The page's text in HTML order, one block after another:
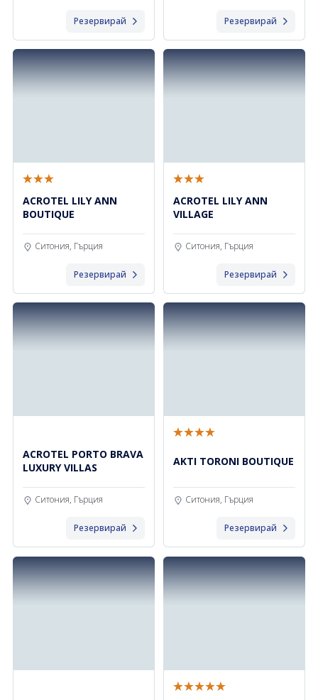
Резервирай Резервирай
ACROTEL LILY ANN
BOUTIQUE
Ситония, Гърция
Резервирай
ACROTEL LILY ANN
VILLAGE
Ситония, Гърция
Резервирай
ACROTEL PORTO BRAVA
LUXURY VILLAS
Ситония, Гърция
Резервирай
AKTI TORONI BOUTIQUE
Ситония, Гърция
Резервирай